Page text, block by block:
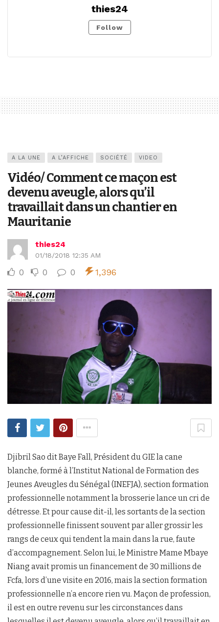
thies24
Follow
A LA UNE A L’AFFICHE SOCIÉTÉ VIDEO
Vidéo/ Comment ce maçon est
devenu aveugle, alors qu’il
travaillait dans un chantier en
Mauritanie
thies24
01/18/2018 12:35 AM
0 0 0 1,396
Djibril Sao dit Baye Fall, Président du GIE la cane
blanche, formé à l’Institut National de Formation des
Jeunes Aveugles du Sénégal (INEFJA), section formation
professionnelle notamment la brosserie lance un cri de
détresse. Et pour cause dit-il, les sortants de la section
professionnelle finissent souvent par aller grossir les
rangs de ceux qui tendent la main dans la rue, faute
d’accompagnement. Selon lui, le Ministre Mame Mbaye
Niang avait promis un financement de 30 millions de
Fcfa, lors d’une visite en 2016, mais la section formation
professionnelle n’a encore rien vu. Maçon de profession,
il est en outre revenu sur les circonstances dans